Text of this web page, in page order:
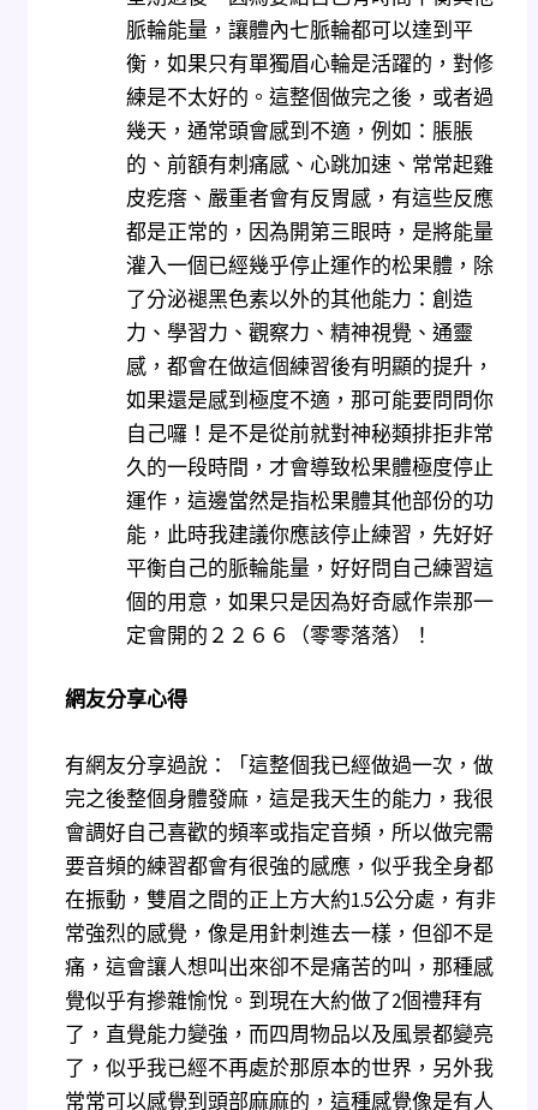
脈輪能量，讓體內七脈輪都可以達到平
衡，如果只有單獨眉心輪是活躍的，對修
練是不太好的。這整個做完之後，或者過
幾天，通常頭會感到不適，例如：脹脹
的、前額有刺痛感、心跳加速、常常起雞
皮疙瘩、嚴重者會有反胃感，有這些反應
都是正常的，因為開第三眼時，是將能量
灌入一個已經幾乎停止運作的松果體，除
了分泌褪黑色素以外的其他能力：創造
力、學習力、觀察力、精神視覺、通靈
感，都會在做這個練習後有明顯的提升，
如果還是感到極度不適，那可能要問問你
自己囉！是不是從前就對神秘類排拒非常
久的一段時間，才會導致松果體極度停止
運作，這邊當然是指松果體其他部份的功
能，此時我建議你應該停止練習，先好好
平衡自己的脈輪能量，好好問自己練習這
個的用意，如果只是因為好奇感作祟那一
定會開的２２６６（零零落落）！
網友分享心得
有網友分享過說：「這整個我已經做過一次，做
完之後整個身體發麻，這是我天生的能力，我很
會調好自己喜歡的頻率或指定音頻，所以做完需
要音頻的練習都會有很強的感應，似乎我全身都
在振動，雙眉之間的正上方大約1.5公分處，有非
常強烈的感覺，像是用針刺進去一樣，但卻不是
痛，這會讓人想叫出來卻不是痛苦的叫，那種感
覺似乎有摻雜愉悅。到現在大約做了2個禮拜有
了，直覺能力變強，而四周物品以及風景都變亮
了，似乎我已經不再處於那原本的世界，另外我
常常可以感覺到頭部麻麻的，這種感覺像是有人